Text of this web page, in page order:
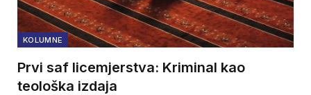
KOLUMNE
Prvi saf licemjerstva: Kriminal kao
teološka izdaja